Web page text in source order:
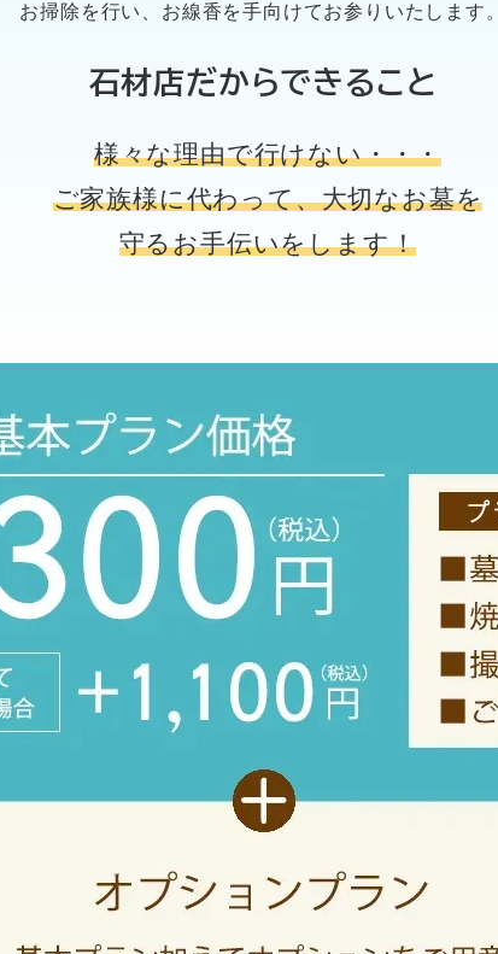
お掃除を行い、お線香を手向けてお参りいたします。
石材店だからできること
様々な理由で行けない・・・
ご家族様に代わって、大切なお墓を
守るお手伝いをします！